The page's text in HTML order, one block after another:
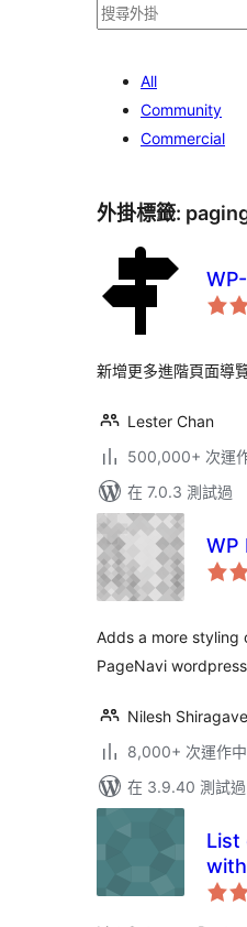
搜
All
Community
Commercial
外掛標籤:
新增更多進階頁面導
Lester Chan
500,000+ 次運
在 7.0.3 測試過
WP
Adds a more styling
PageNavi
Nilesh Shiragave
8,000+ 次運作
在 3.9.40 測試過
List